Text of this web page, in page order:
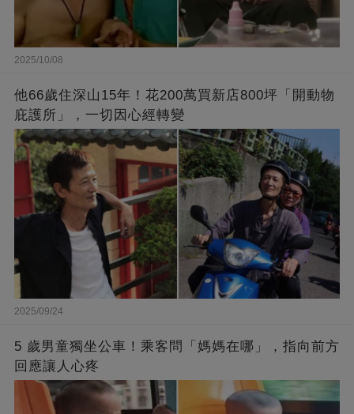
2025/10/08
他66歲住深山15年！花200萬買新店800坪「開動物
庇護所」，一切因心經轉變
2025/09/24
5 歲男童獨坐公車！乘客問「媽媽在哪」，指向前方
回應讓人心疼